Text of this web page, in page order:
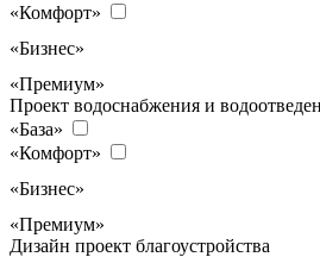
«Комфорт»
«Бизнес»
«Премиум»
Проект водоснабжения и
«База»
«Комфорт»
«Бизнес»
«Премиум»
Дизайн проект благоустройства